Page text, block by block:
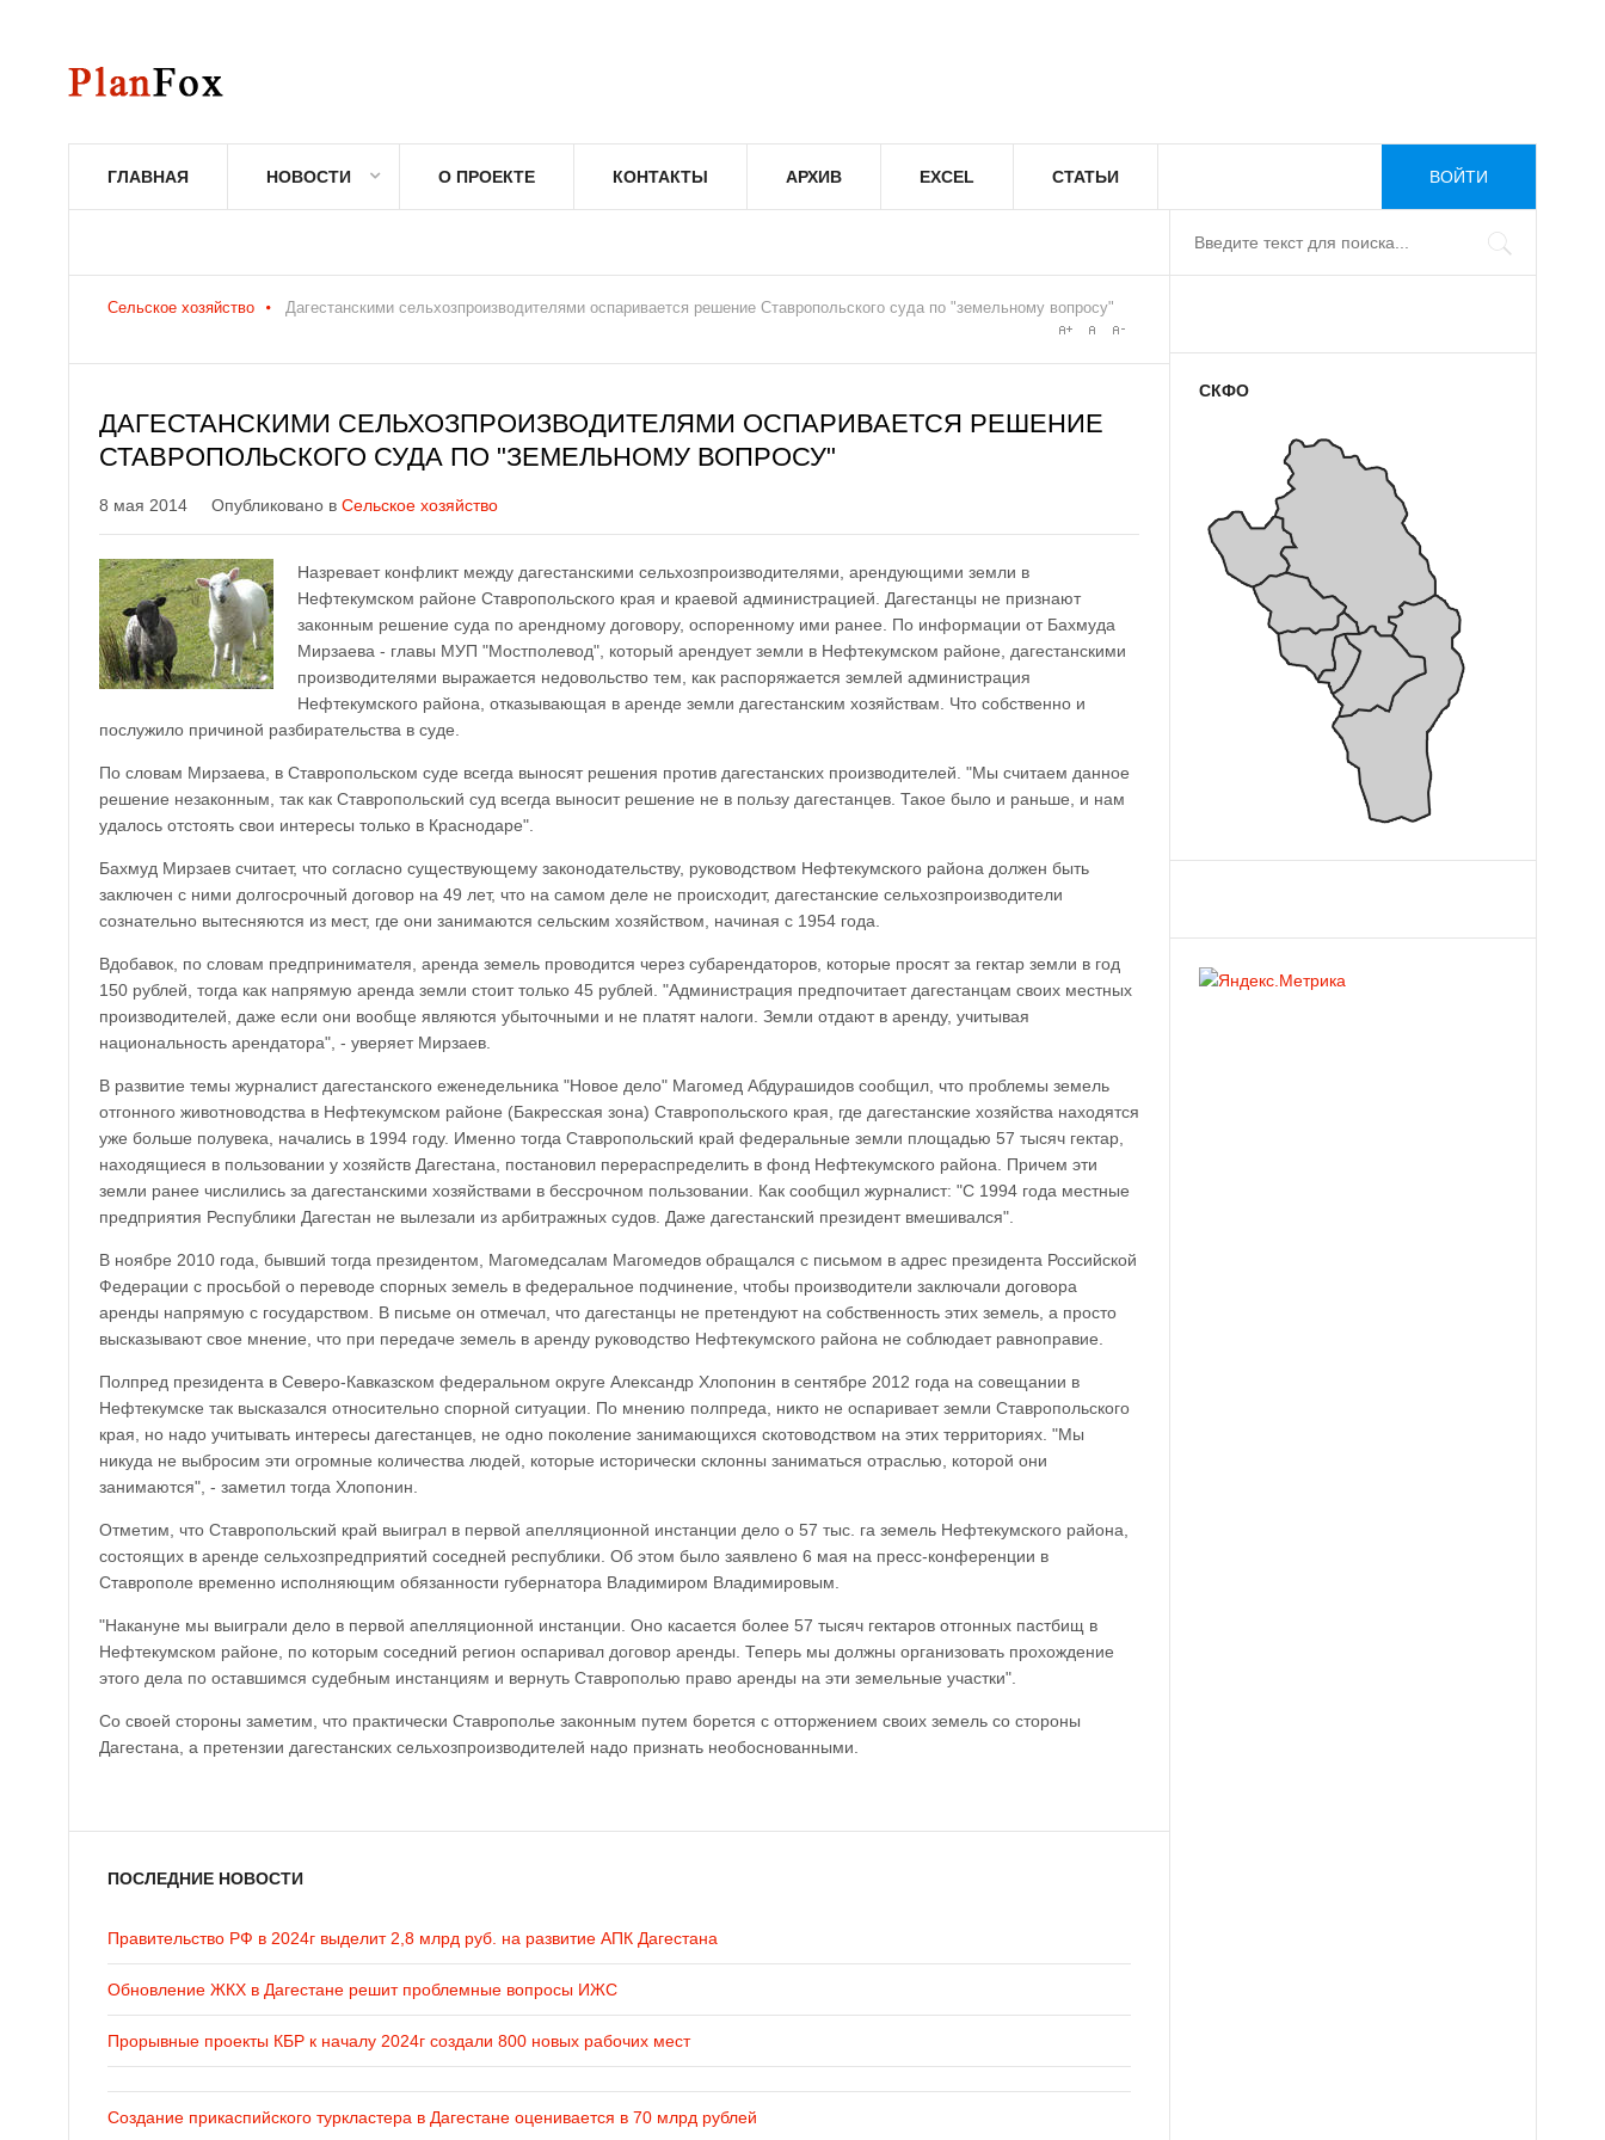
ГЛАВНАЯ НОВОСТИ О ПРОЕКТЕ КОНТАКТЫ АРХИВ EXCEL СТАТЬИ ВОЙТИ
Сельское хозяйство Дагестанскими сельхозпроизводителями оспаривается решение Ставропольского суда по "земельному вопросу"
ДАГЕСТАНСКИМИ СЕЛЬХОЗПРОИЗВОДИТЕЛЯМИ ОСПАРИВАЕТСЯ РЕШЕНИЕ
СТАВРОПОЛЬСКОГО СУДА ПО "ЗЕМЕЛЬНОМУ ВОПРОСУ"
8 мая 2014 Опубликовано в Сельское хозяйство
Назревает конфликт между дагестанскими сельхозпроизводителями, арендующими земли в
Нефтекумском районе Ставропольского края и краевой администрацией. Дагестанцы не признают
законным решение суда по арендному договору, оспоренному ими ранее. По информации от Бахмуда
Мирзаева - главы МУП "Мостполевод", который арендует земли в Нефтекумском районе, дагестанскими
производителями выражается недовольство тем, как распоряжается землей администрация
Нефтекумского района, отказывающая в аренде земли дагестанским хозяйствам. Что собственно и
послужило причиной разбирательства в суде.
По словам Мирзаева, в Ставропольском суде всегда выносят решения против дагестанских производителей. "Мы считаем данное
решение незаконным, так как Ставропольский суд всегда выносит решение не в пользу дагестанцев. Такое было и раньше, и нам
удалось отстоять свои интересы только в Краснодаре".
Бахмуд Мирзаев считает, что согласно существующему законодательству, руководством Нефтекумского района должен быть
заключен с ними долгосрочный договор на 49 лет, что на самом деле не происходит, дагестанские сельхозпроизводители
сознательно вытесняются из мест, где они занимаются сельским хозяйством, начиная с 1954 года.
Вдобавок, по словам предпринимателя, аренда земель проводится через субарендаторов, которые просят за гектар земли в год
150 рублей, тогда как напрямую аренда земли стоит только 45 рублей. "Администрация предпочитает дагестанцам своих местных
производителей, даже если они вообще являются убыточными и не платят налоги. Земли отдают в аренду, учитывая
национальность арендатора", - уверяет Мирзаев.
В развитие темы журналист дагестанского еженедельника "Новое дело" Магомед Абдурашидов сообщил, что проблемы земель
отгонного животноводства в Нефтекумском районе (Бакресская зона) Ставропольского края, где дагестанские хозяйства находятся
уже больше полувека, начались в 1994 году. Именно тогда Ставропольский край федеральные земли площадью 57 тысяч гектар,
находящиеся в пользовании у хозяйств Дагестана, постановил перераспределить в фонд Нефтекумского района. Причем эти
земли ранее числились за дагестанскими хозяйствами в бессрочном пользовании. Как сообщил журналист: "С 1994 года местные
предприятия Республики Дагестан не вылезали из арбитражных судов. Даже дагестанский президент вмешивался".
В ноябре 2010 года, бывший тогда президентом, Магомедсалам Магомедов обращался с письмом в адрес президента Российской
Федерации с просьбой о переводе спорных земель в федеральное подчинение, чтобы производители заключали договора
аренды напрямую с государством. В письме он отмечал, что дагестанцы не претендуют на собственность этих земель, а просто
высказывают свое мнение, что при передаче земель в аренду руководство Нефтекумского района не соблюдает равноправие.
Полпред президента в Северо-Кавказском федеральном округе Александр Хлопонин в сентябре 2012 года на совещании в
Нефтекумске так высказался относительно спорной ситуации. По мнению полпреда, никто не оспаривает земли Ставропольского
края, но надо учитывать интересы дагестанцев, не одно поколение занимающихся скотоводством на этих территориях. "Мы
никуда не выбросим эти огромные количества людей, которые исторически склонны заниматься отраслью, которой они
занимаются", - заметил тогда Хлопонин.
Отметим, что Ставропольский край выиграл в первой апелляционной инстанции дело о 57 тыс. га земель Нефтекумского района,
состоящих в аренде сельхозпредприятий соседней республики. Об этом было заявлено 6 мая на пресс-конференции в
Ставрополе временно исполняющим обязанности губернатора Владимиром Владимировым.
"Накануне мы выиграли дело в первой апелляционной инстанции. Оно касается более 57 тысяч гектаров отгонных пастбищ в
Нефтекумском районе, по которым соседний регион оспаривал договор аренды. Теперь мы должны организовать прохождение
этого дела по оставшимся судебным инстанциям и вернуть Ставрополью право аренды на эти земельные участки".
Со своей стороны заметим, что практически Ставрополье законным путем борется с отторжением своих земель со стороны
Дагестана, а претензии дагестанских сельхозпроизводителей надо признать необоснованными.
ПОСЛЕДНИЕ НОВОСТИ
Правительство РФ в 2024г выделит 2,8 млрд руб. на развитие АПК Дагестана
Обновление ЖКХ в Дагестане решит проблемные вопросы ИЖС
Прорывные проекты КБР к началу 2024г создали 800 новых рабочих мест
Создание прикаспийского туркластера в Дагестане оценивается в 70 млрд рублей
СКФО